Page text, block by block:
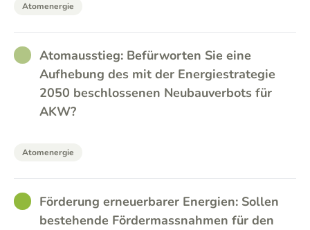
Atomenergie
RATHER_GOOD
Atomausstieg: Befürworten Sie eine
Aufhebung des mit der Energiestrategie
2050 beschlossenen Neubauverbots für
AKW?
Atomenergie
GOODFörderung erneuerbarer Energien: Sollen
bestehende Fördermassnahmen für den